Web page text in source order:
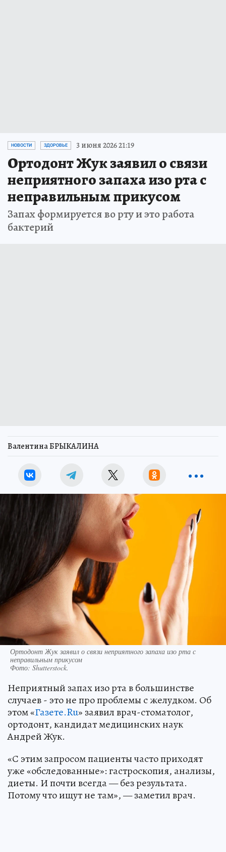
НОВОСТИ ЗДОРОВЬЕ 3 июня 2026 21:19
Ортодонт Жук заявил о связи
неприятного запаха изо рта с
неправильным прикусом
Запах формируется во рту и это работа
бактерий
Валентина БРЫКАЛИНА
Ортодонт Жук заявил о связи неприятного запаха изо рта с
неправильным прикусом
Фото: Shutterstock.
Неприятный запах изо рта в большинстве
случаев - это не про проблемы с желудком. Об
этом «Газете.Ru» заявил врач-стоматолог,
ортодонт, кандидат медицинских наук
Андрей Жук.
«С этим запросом пациенты часто приходят
уже «обследованные»: гастроскопия, анализы,
диеты. И почти всегда — без результата.
Потому что ищут не там», — заметил врач.